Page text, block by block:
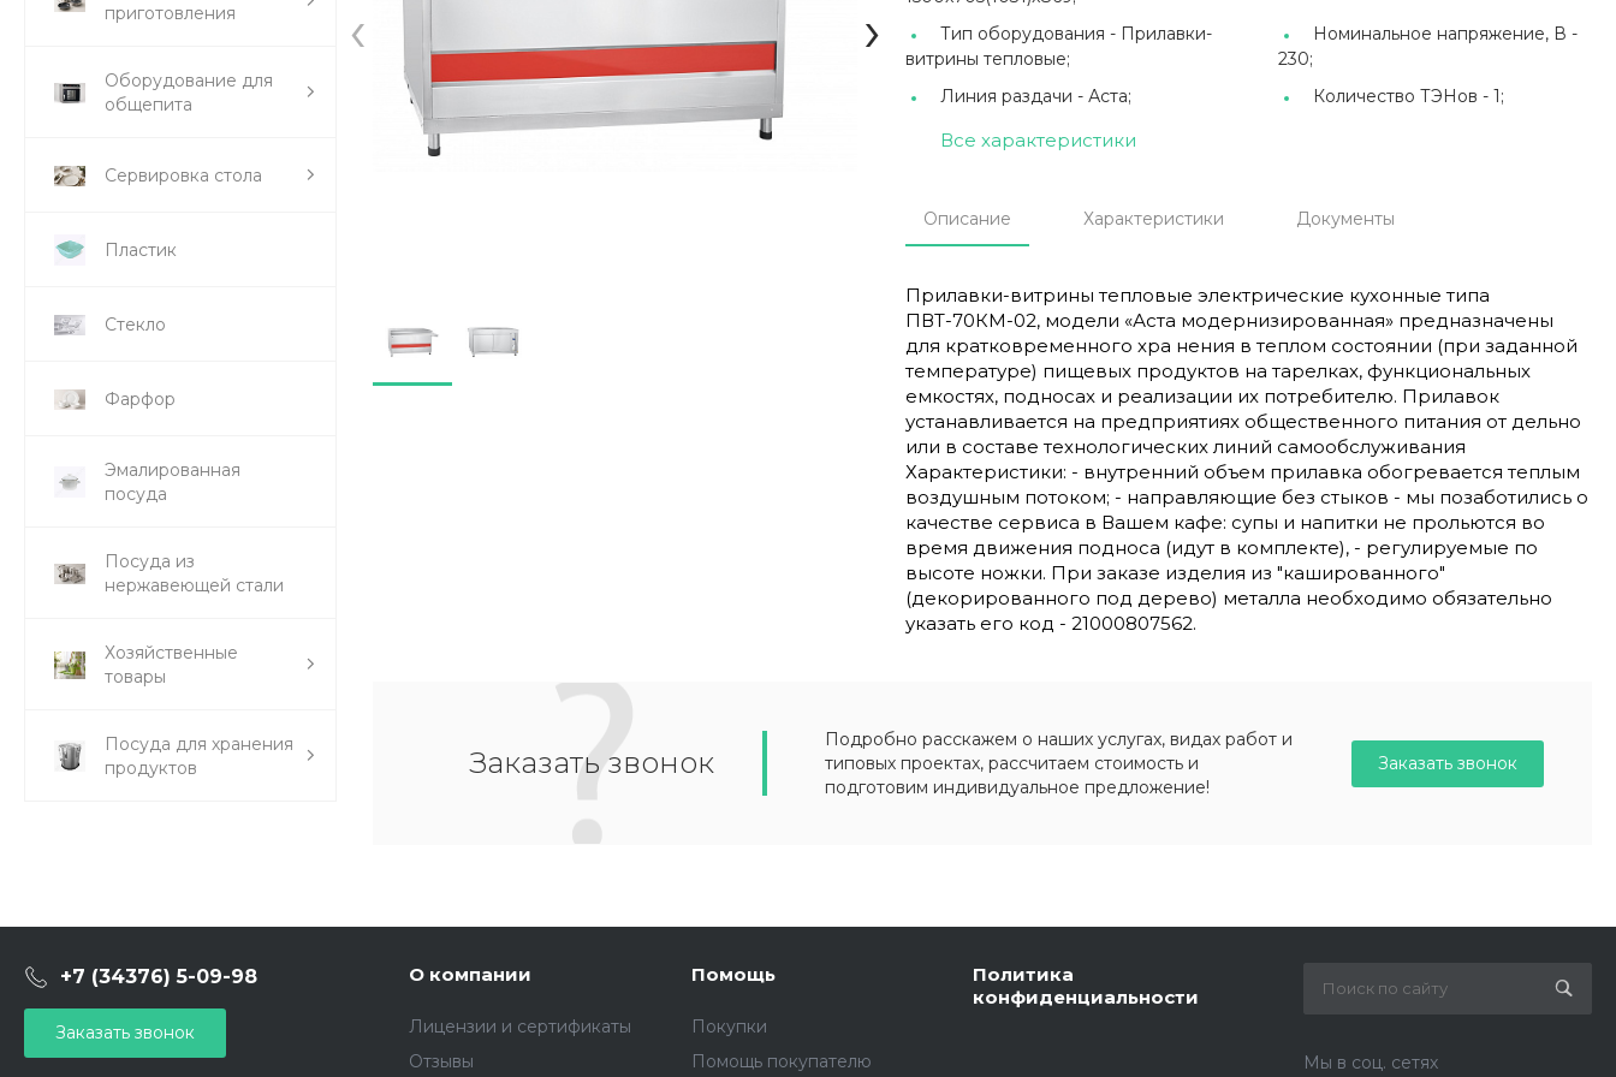
приготовления
Оборудование для
общепита
Сервировка стола
Пластик
Стекло
Фарфор
Эмалированная
посуда
Посуда из
нержавеющей стали
Хозяйственные
товары
Посуда для хранения
продуктов
‹ › Тип оборудования - Прилавки-
витрины тепловые;
Номинальное напряжение, В -
230;
Линия раздачи - Аста; Количество ТЭНов -1;
Все характеристики
Описание Характеристики Документы
Прилавки-витрины тепловые электрические кухонные типа
ПВТ-70КМ-02, модели «Аста модернизированная» предназначены
для кратковременного хра нения в теплом состоянии (при заданной
температуре) пищевых продуктов на тарелках, функциональных
емкостях, подносах и реализации их потребителю. Прилавок
устанавливается на предприятиях общественного питания от дельно
или в составе технологических линий самообслуживания
Характеристики: - внутренний объем прилавка обогревается теплым
воздушным потоком; - направляющие без стыков - мы позаботились о
качестве сервиса в Вашем кафе: супы и напитки не прольются во
время движения подноса (идут в комплекте), - регулируемые по
высоте ножки. При заказе изделия из "кашированного"
(декорированного под дерево) металла необходимо обязательно
указать его код - 21000807562.
Заказать звонок
Подробно расскажем о наших услугах, видах работ и
типовых проектах, рассчитаем стоимость и
подготовим индивидуальное предложение!
Заказать звонок
+7 (34376) 5-09-98
Заказать звонок
О компании
Лицензии и сертификаты
Отзывы
Помощь
Покупки
Помощь покупателю
Политика
конфиденциальности
Мы в соц. сетях